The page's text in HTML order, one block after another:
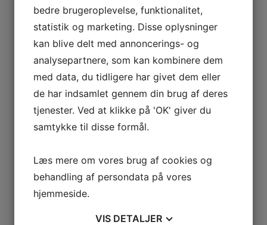
Kobelco
Grove mobilkraner
PEINER SMAG
Jurg & de Bie
Zijtveld
Reservedele til kraner
bedre brugeroplevelse, funktionalitet,
statistik og marketing. Disse oplysninger
kan blive delt med annoncerings- og
analysepartnere, som kan kombinere dem
med data, du tidligere har givet dem eller
de har indsamlet gennem din brug af deres
tjenester. Ved at klikke på 'OK' giver du
samtykke til disse formål.
Læs mere om vores brug af cookies og
behandling af persondata på vores
hjemmeside.
VIS DETALJER